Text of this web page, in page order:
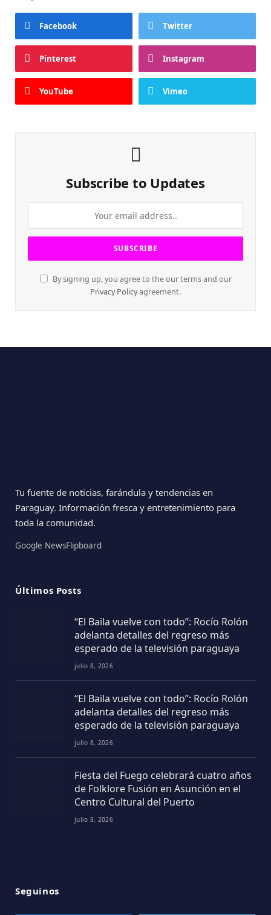
Facebook Twitter
Pinterest Instagram
YouTube Vimeo
Subscribe to Updates
By signing up, you agree to the our terms and our
Privacy Policyagreement.
Tu fuente de noticias, farándula y tendencias en
Paraguay. Información fresca y entretenimiento para
toda la comunidad.
Google NewsFlipboard
Últimos Posts
“El Baila vuelve con todo”: Rocío Rolón
adelanta detalles del regreso más
esperado de la televisión paraguaya
julio 8, 2026
“El Baila vuelve con todo”: Rocío Rolón
adelanta detalles del regreso más
esperado de la televisión paraguaya
julio 8, 2026
Fiesta del Fuego celebrará cuatro años
de Folklore Fusión en Asunción en el
Centro Cultural del Puerto
julio 8, 2026
Seguinos